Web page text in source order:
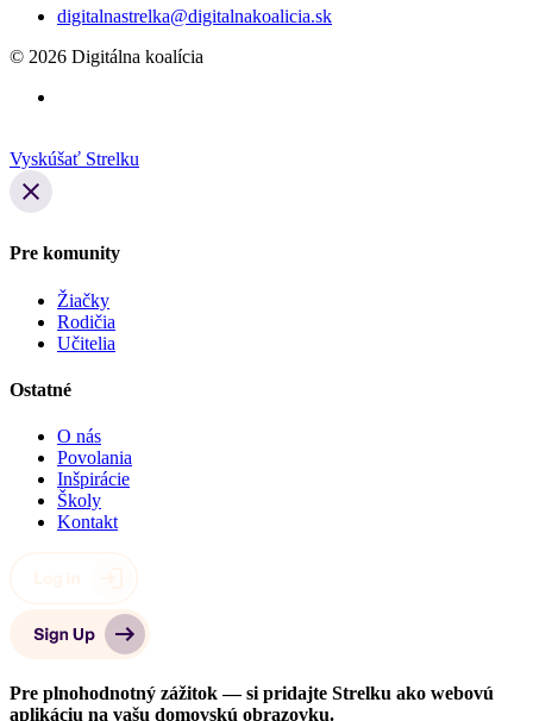
digitalnastrelka@digitalnakoalicia.sk
© 2026 Digitálna koalícia
Vyskúšať Strelku
Pre komunity
Žiačky
Rodičia
Učitelia
Ostatné
O nás
Povolania
Inšpirácie
Školy
Kontakt
Pre plnohodnotný zážitok — si pridajte Strelku ako webovú
aplikáciu na vašu domovskú obrazovku.